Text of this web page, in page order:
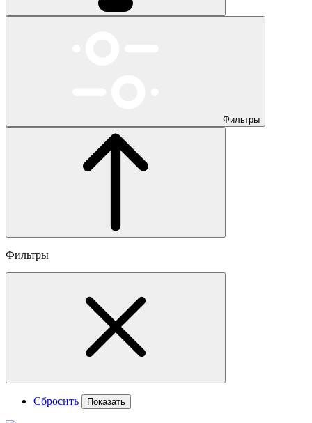
Фильтры
Фильтры
Сбросить Показать